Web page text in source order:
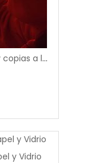
Taller de negativos de colodión y copias a la albúmina
y Vidrio